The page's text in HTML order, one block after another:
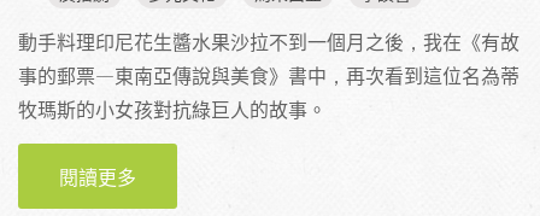
動手料理印尼花生醬水果沙拉不到一個月之後，我在《有故
事的郵票—東南亞傳說與美食》書中，再次看到這位名為蒂
牧瑪斯的小女孩對抗綠巨人的故事。
閱讀更多
美食的相遇